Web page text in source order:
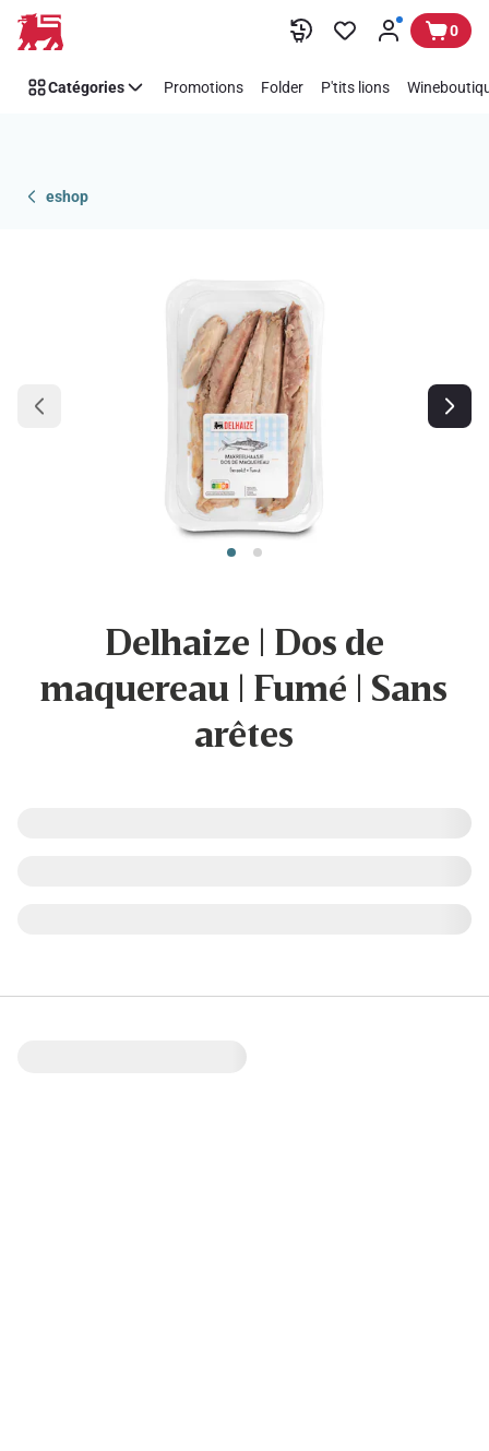
Passer 0
Catégories Promotions Folder P'tits lions
eshop
Delhaize | Dos de
maquereau | Fumé | Sans
arêtes